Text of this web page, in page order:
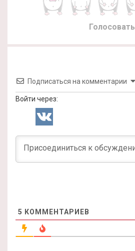
Голосовать
Подписаться на комментарии
Войти через:
5 КОММЕНТАРИЕВ